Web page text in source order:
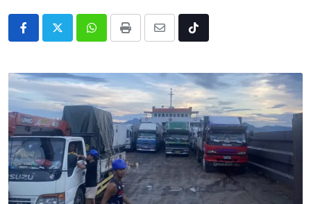
Whatsapp
Print
Share
Email
Tiktok